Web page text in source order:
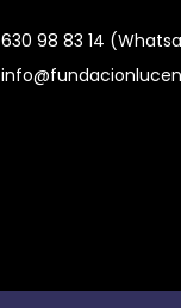
630 98 83 14